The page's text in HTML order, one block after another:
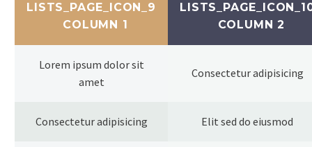
COLUMN 1 COLUMN 2
Lorem ipsum dolor sit
amet
Consectetur adipisicing
Consectetur adipisicing Elit sed do eiusmod